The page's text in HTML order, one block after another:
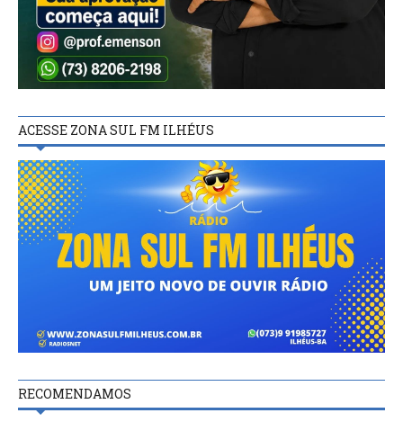
ACESSE ZONA SUL FM ILHÉUS
RECOMENDAMOS